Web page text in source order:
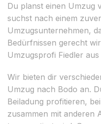
Du planst einen Umzug
suchst nach einem
Umzugsunternehmen,
Bedürfnissen gerecht
Umzugsprofi Fiedler
Wir bieten dir
Umzug nach Bodo an.
Beiladung profitieren,
zusammen mit anderen